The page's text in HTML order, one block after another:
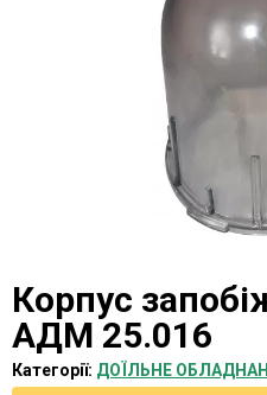
Корпус
АДМ 25.016
Категорії: ДОЇЛЬНЕ